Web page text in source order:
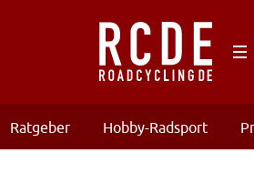
Ratgeber Hobby-Radsport